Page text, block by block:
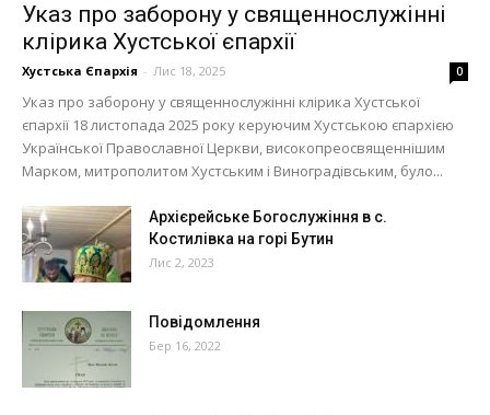
Указ про заборону у священнослужінні
клірика Хустської єпархії
Хустська Єпархія - Лис 18, 2025 0
Указ про заборону у священнослужінні клірика Хустської
єпархії 18 листопада 2025 року керуючим Хустською єпархією
Української Православної Церкви, високопреосвященнішим
Марком, митрополитом Хустським і Виноградівським, було...
Архієрейське Богослужіння в с.
Костилівка на горі Бутин
Лис 2, 2023
Повідомлення
Бер 16, 2022